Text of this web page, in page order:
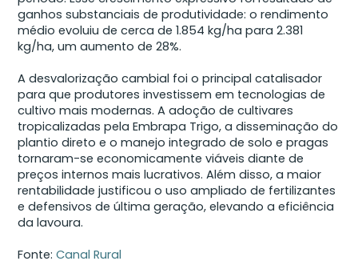
ganhos substanciais de produtividade: o rendimento
médio evoluiu de cerca de 1.854 kg/ha para 2.381
kg/ha, um aumento de 28%.
A desvalorização cambial foi o principal catalisador
para que produtores investissem em tecnologias de
cultivo mais modernas. A adoção de cultivares
tropicalizadas pela Embrapa Trigo, a disseminação do
plantio direto e o manejo integrado de solo e pragas
tornaram-se economicamente viáveis diante de
preços internos mais lucrativos. Além disso, a maior
rentabilidade justificou o uso ampliado de fertilizantes
e defensivos de última geração, elevando a eficiência
da lavoura.
Fonte:Canal Rural